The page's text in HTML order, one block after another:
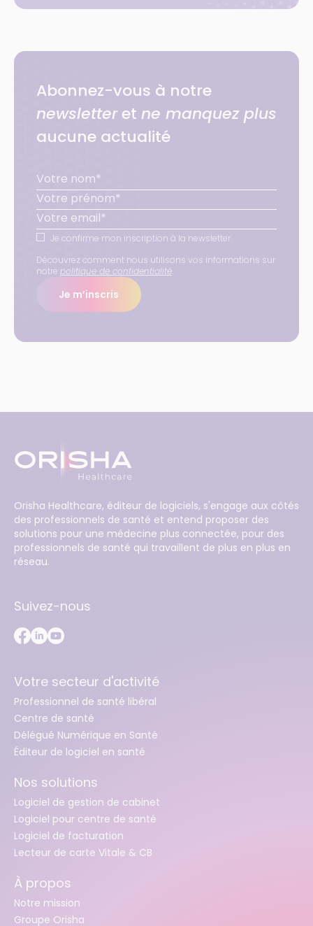
Abonnez-vous à notre
newsletteret ne manquez plus
aucune actualité
Je confirme mon inscription à la newsletter.
Découvrez comment nous utilisons vos informations sur
notre politique de confidentialité
Je m’inscris
Orisha Healthcare, éditeur de logiciels, s'engage aux côtés
des professionnels de santé et entend proposer des
solutions pour une médecine plus connectée, pour des
professionnels de santé qui travaillent de plus en plus en
réseau.
Suivez-nous
Votre secteur d'activité
Professionnel de santé libéral
Centre de santé
Délégué Numérique en Santé
Éditeur de logiciel en santé
Nos solutions
Logiciel de gestion de cabinet
Logiciel pour centre de santé
Logiciel de facturation
Lecteur de carte Vitale & CB
À propos
Notre mission
Groupe Orisha